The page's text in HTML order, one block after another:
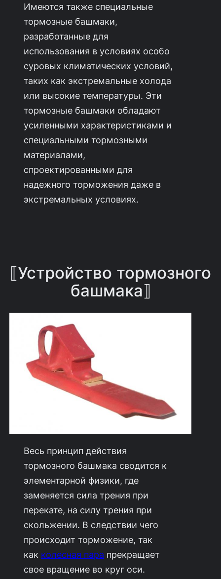
Имеются также специальные
тормозные башмаки,
разработанные для
использования в условиях особо
суровых климатических условий,
таких как экстремальные холода
или высокие температуры. Эти
тормозные башмаки обладают
усиленными характеристиками и
специальными тормозными
материалами,
спроектированными для
надежного торможения даже в
экстремальных условиях.
⟦Устройство тормозного
башмака⟧
Весь принцип действия
тормозного башмака сводится к
элементарной физики, где
заменяется сила трения при
перекате, на силу трения при
скольжении. В следствии чего
происходит торможение, так
как колесная пара прекращает
свое вращение во круг оси.